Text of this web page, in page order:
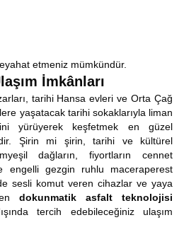
etmeniz mümkündür.
İmkânları
tarihi Hansa evleri ve Orta Çağ
yaşatacak tarihi sokaklarıyla liman
yürüyerek keşfetmek en güzel
Şirin mi şirin, tarihi ve kültürel
dağların, fiyortların cennet
engelli gezgin ruhlu maceraperest
sesli komut veren cihazlar ve yaya
dokunmatik asfalt teknolojisi
tercih edebileceğiniz ulaşım